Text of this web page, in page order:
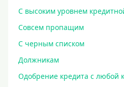
С высоким уровнем
Совсем пропащим
С черным списком
Должникам
Одобрение кредита с любой